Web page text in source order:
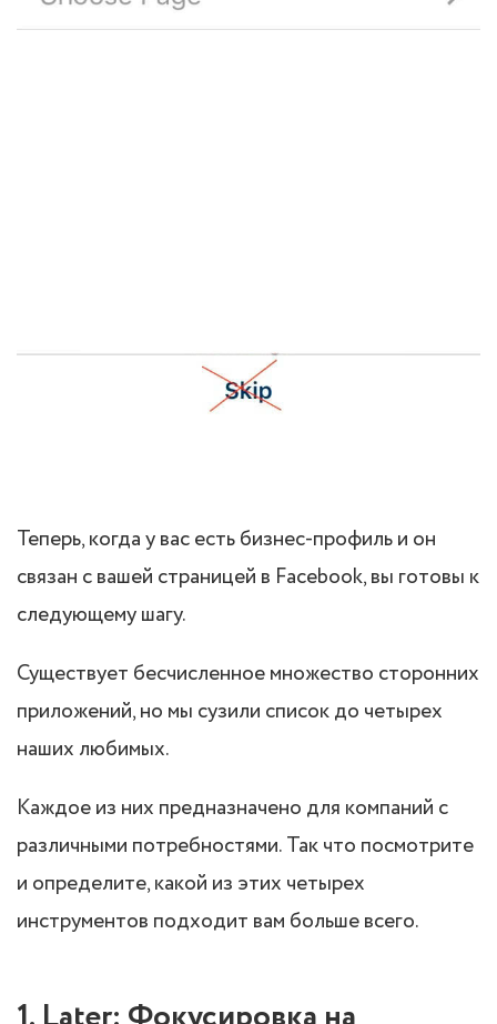
Теперь, когда у вас есть бизнес-профиль и он
связан с вашей страницей в Facebook, вы готовы к
следующему шагу.
Существует бесчисленное множество сторонних
приложений, но мы сузили список до четырех
наших любимых.
Каждое из них предназначено для компаний с
различными потребностями. Так что посмотрите
и определите, какой из этих четырех
инструментов подходит вам больше всего.